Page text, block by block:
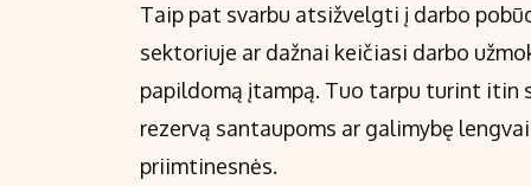
Taip pat svarbu atsižvelgti į darbo
sektoriuje ar dažnai keičiasi darbo
papildomą įtampą. Tuo tarpu turint itin
rezervą santaupoms ar galimybę
priimtinesnės.